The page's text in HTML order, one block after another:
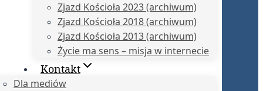
Zjazd Kościoła 2023 (archiwum)
Zjazd Kościoła 2018 (archiwum)
Zjazd Kościoła 2013 (archiwum)
Życie ma sens – misja w internecie
Kontakt
Dla mediów